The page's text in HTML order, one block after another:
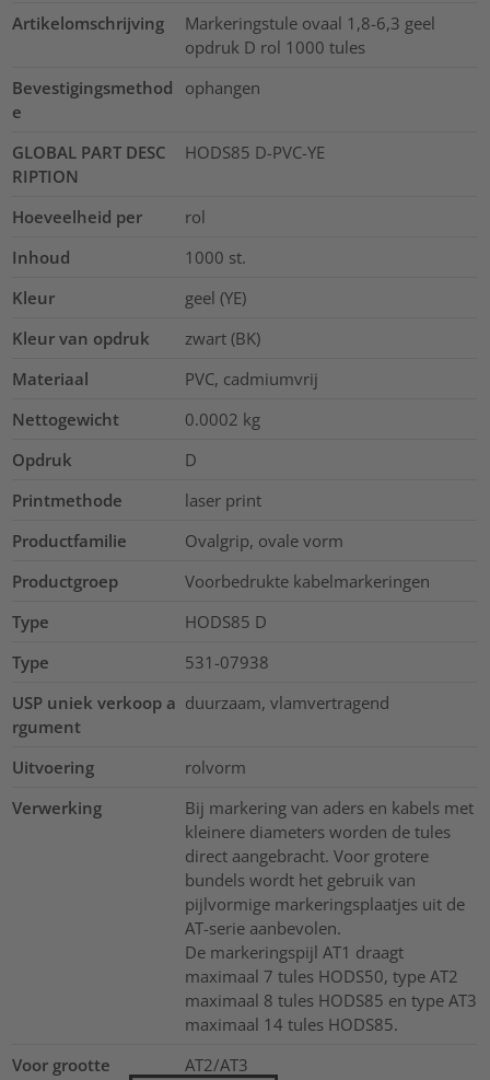
Artikelomschrijving
Markeringstule ovaal 1,8-6,3 geel
opdruk D rol 1000 tules
Bevestigingsmethod
e
ophangen
GLOBAL PART DESC
RIPTION
HODS85 D-PVC-YE
Hoeveelheid per
rol
Inhoud
1000 st.
Kleur
geel (YE)
Kleur van opdruk
zwart (BK)
Materiaal
PVC, cadmiumvrij
Nettogewicht
0.0002 kg
Opdruk
D
Printmethode
laser print
Productfamilie
Ovalgrip, ovale vorm
Productgroep
Voorbedrukte kabelmarkeringen
Type
HODS85 D
Type
531-07938
USP uniek verkoop a
rgument
duurzaam, vlamvertragend
Uitvoering
rolvorm
Verwerking
Bij markering van aders en kabels met
kleinere diameters worden de tules
direct aangebracht. Voor grotere
bundels wordt het gebruik van
pijlvormige markeringsplaatjes uit de
AT-serie aanbevolen.
De markeringspijl AT1 draagt
maximaal 7 tules HODS50, type AT2
maximaal 8 tules HODS85 en type AT3
maximaal 14 tules HODS85.
Voor grootte
AT2/AT3